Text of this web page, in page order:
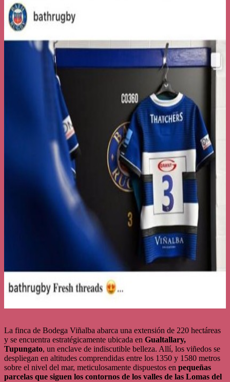
La finca de Bodega Viñalba abarca una extensión de 220 hectáreas
y se encuentra estratégicamente ubicada en Gualtallary,
Tupungato, un enclave de indiscutible belleza. Allí, los viñedos se
despliegan en altitudes comprendidas entre los 1350 y 1580 metros
sobre el nivel del mar, meticulosamente dispuestos en pequeñas
parcelas que siguen los contornos de los valles de las Lomas del